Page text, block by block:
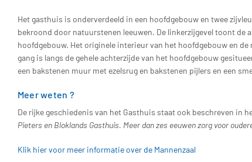
Het gasthuis is onderverdeeld in een hoofdgebouw en twee
bekroond door natuurstenen leeuwen. De linkerzijgevel toont de
hoofdgebouw. Het originele interieur van het hoofdgebouw en
gang is langs de gehele achterzijde van het hoofdgebouw
een bakstenen muur met ezelsrug en bakstenen pijlers en een
Meer weten ?
De rijke geschiedenis van het Gasthuis staat ook beschreven in
Pieters en Bloklands Gasthuis. Meer dan zes eeuwen zorg voor
Klik hier voor meer informatie over de Mannenzaal